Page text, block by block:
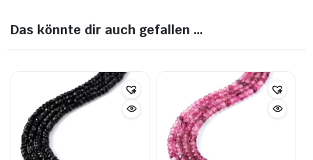
Das könnte dir auch gefallen …